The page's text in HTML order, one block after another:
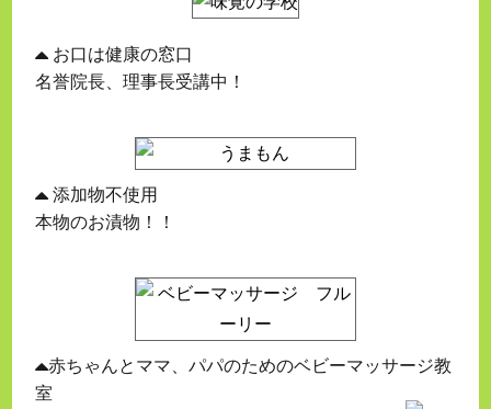
お口は健康の窓口
名誉院長、理事長受講中！
添加物不使用
本物のお漬物！！
赤ちゃんとママ、パパのためのベビーマッサージ教
室